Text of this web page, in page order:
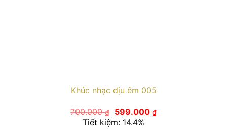
Khúc nhạc dịu êm 005
700.000₫
Giá
gốc
là:
599.000 ₫Giá
hiện
Tiết kiệm: 14.4%